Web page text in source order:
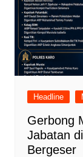
Headline
Gerbong
Jabatan
Bergeser